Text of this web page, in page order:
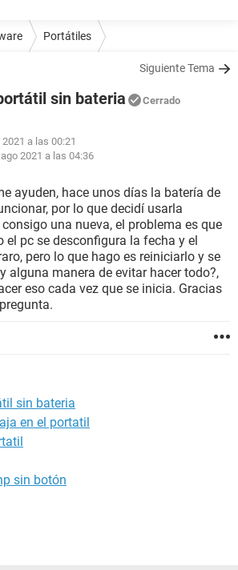
Portátiles
Siguiente Tema
sin bateria Cerrado
a las 00:21
2021 a las 04:36
ayuden, hace unos días la batería de
por lo que decidí usarla
una nueva, el problema es que
el pc se desconfigura la fecha y el
pero lo que hago es reiniciarlo y se
alguna manera de evitar hacer todo?,
eso cada vez que se inicia. Gracias
sin bateria
en el portatil
sin botón